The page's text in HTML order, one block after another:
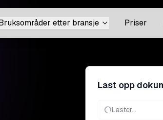
etter bransje Priser
Last opp
Laster...